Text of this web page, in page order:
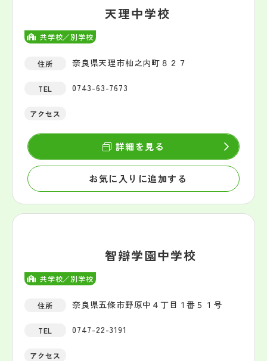
共学校／別学校
天理中学校
住所 奈良県天理市杣之内町８２７
TEL 0743-63-7673
アクセス
お気に入りに追加する
詳細を見る
共学校／別学校
智辯学園中学校
住所 奈良県五條市野原中４丁目１番５１号
TEL 0747-22-3191
アクセス